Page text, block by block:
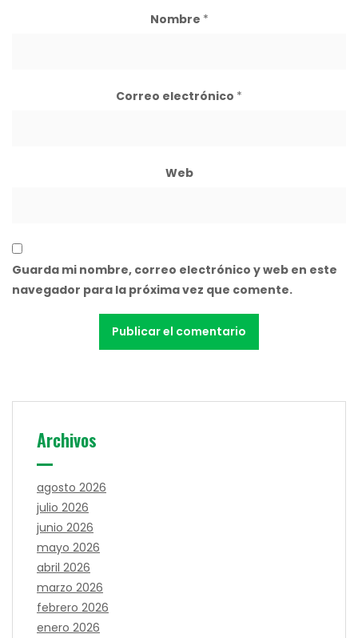
Nombre *
Correo electrónico *
Web
Guarda mi nombre, correo electrónico y web en este
navegador para la próxima vez que comente.
Archivos
agosto 2026
julio 2026
junio 2026
mayo 2026
abril 2026
marzo 2026
febrero 2026
enero 2026